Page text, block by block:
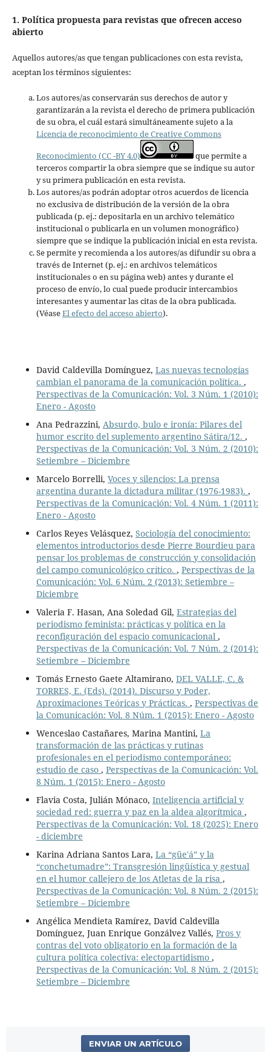
1. Política propuesta para revistas que ofrecen acceso
abierto
Aquellos autores/as que tengan publicaciones con esta revista,
aceptan los términos siguientes:
Los autores/as conservarán sus derechos de autor y
garantizarán a la revista el derecho de primera publicación
de su obra, el cuál estará simultáneamente sujeto a la
Licencia de reconocimiento de Creative Commons
Reconocimiento (CC -BY 4.0)
que permite a
terceros compartir la obra siempre que se indique su autor
y su primera publicación en esta revista.
Los autores/as podrán adoptar otros acuerdos de licencia
no exclusiva de distribución de la versión de la obra
publicada (p. ej.: depositarla en un archivo telemático
institucional o publicarla en un volumen monográfico)
siempre que se indique la publicación inicial en esta revista.
Se permite y recomienda a los autores/as difundir su obra a
través de Internet (p. ej.: en archivos telemáticos
institucionales o en su página web) antes y durante el
proceso de envío, lo cual puede producir intercambios
interesantes y aumentar las citas de la obra publicada.
(VéaseEl efecto del acceso abierto).
David Caldevilla Domínguez, Las nuevas tecnologías
cambian el panorama de la comunicación política. ,
Perspectivas de la Comunicación: Vol. 3 Núm. 1 (2010):
Enero - Agosto
Ana Pedrazzini, Absurdo, bulo e ironía: Pilares del
humor escrito del suplemento argentino Sátira/12. ,
Perspectivas de la Comunicación: Vol. 3 Núm. 2 (2010):
Setiembre – Diciembre
Marcelo Borrelli, Voces y silencios: La prensa
argentina durante la dictadura militar (1976-1983). ,
Perspectivas de la Comunicación: Vol. 4 Núm. 1 (2011):
Enero - Agosto
Carlos Reyes Velásquez, Sociología del conocimiento:
elementos introductorios desde Pierre Bourdieu para
pensar los problemas de construcción y consolidación
del campo comunicológico crítico. , Perspectivas de la
Comunicación: Vol. 6 Núm. 2 (2013): Setiembre –
Diciembre
Valeria F. Hasan, Ana Soledad Gil, Estrategias del
periodismo feminista: prácticas y política en la
reconfiguración del espacio comunicacional ,
Perspectivas de la Comunicación: Vol. 7 Núm. 2 (2014):
Setiembre – Diciembre
Tomás Ernesto Gaete Altamirano, DEL VALLE, C. &
TORRES, E. (Eds). (2014). Discurso y Poder,
Aproximaciones Teóricas y Prácticas. , Perspectivas de
la Comunicación: Vol. 8 Núm. 1 (2015): Enero - Agosto
Wenceslao Castañares, Marina Mantini, La
transformación de las prácticas y rutinas
profesionales en el periodismo contemporáneo:
estudio de caso , Perspectivas de la Comunicación: Vol.
8 Núm. 1 (2015): Enero - Agosto
Flavia Costa, Julián Mónaco, Inteligencia artificial y
sociedad red: guerra y paz en la aldea algorítmica ,
Perspectivas de la Comunicación: Vol. 18 (2025): Enero
- diciembre
Karina Adriana Santos Lara, La “güe'á” y la
“conchetumadre”: Transgresión lingüística y gestual
en el humor callejero de los Atletas de la risa ,
Perspectivas de la Comunicación: Vol. 8 Núm. 2 (2015):
Setiembre – Diciembre
Angélica Mendieta Ramírez, David Caldevilla
Domínguez, Juan Enrique Gonzálvez Vallés, Pros y
contras del voto obligatorio en la formación de la
cultura política colectiva: electopartidismo ,
Perspectivas de la Comunicación: Vol. 8 Núm. 2 (2015):
Setiembre – Diciembre
ENVIAR UN ARTÍCULO